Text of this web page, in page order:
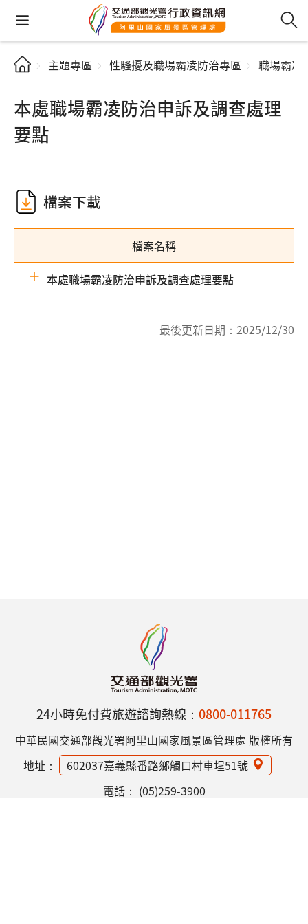
主題專區 性騷擾及職場霸凌防治專區 職場霸凌
本處職場霸凌防治申訴及調查處理
要點
檔案下載
檔案名稱
本處職場霸凌防治申訴及調查處理要點
最後更新日期： 2025/12/30
24小時免付費旅遊諮詢熱線： 0800-011765
中華民國交通部觀光署阿里山國家風景區管理處 版權所有
地址：
602037嘉義縣番路鄉觸口村車埕51號
電話： (05)259-3900